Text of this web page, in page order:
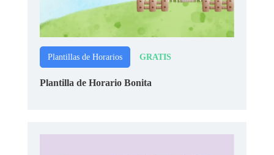
Plantillas de Horarios GRATIS
Plantilla de Horario Bonita